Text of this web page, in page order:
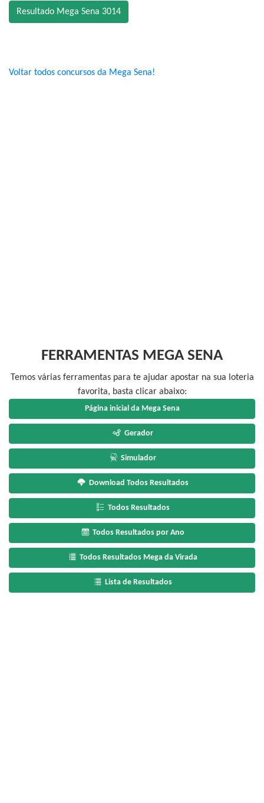
Resultado Mega Sena 3014
Voltar todos concursos da Mega Sena!
FERRAMENTAS MEGA SENA
Temos várias ferramentas para te ajudar apostar na sua loteria
favorita, basta clicar abaixo:
Página inicial da Mega Sena
Gerador
Simulador
Download Todos Resultados
Todos Resultados
Todos Resultados por Ano
Todos Resultados Mega da Virada
Lista de Resultados